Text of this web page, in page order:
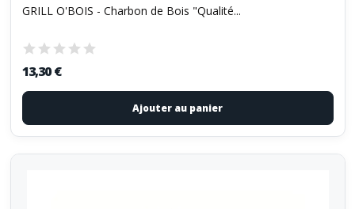
GRILL O'BOIS - Charbon de Bois "Qualité...
13,30 €
Ajouter au panier